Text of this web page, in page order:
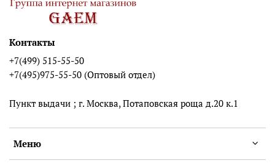
Меню
Контакты
+7(499) 515-55-50
+7(495)975-55-50 (Оптовый отдел)
Пункт выдачи ; г. Москва, Потаповская роща д.20 к.1